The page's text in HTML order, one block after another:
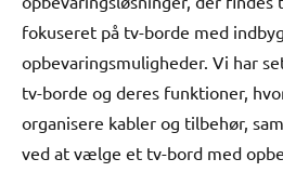
fokuseret på tv-borde med
opbevaringsmuligheder. Vi har
tv-borde og deres funktioner,
organisere kabler og tilbehør,
ved at vælge et tv-bord med